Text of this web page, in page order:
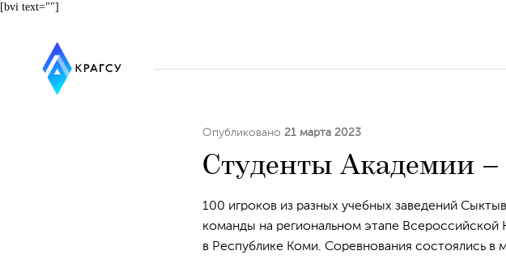
[bvi text=""]
Опубликовано 21 марта 2023
Студенты Академии
100 игроков из разных учебных заведений
команды на региональном этапе
в Республике Коми. Соревнования состоялись в